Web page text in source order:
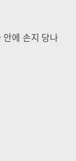
에 손지 당나